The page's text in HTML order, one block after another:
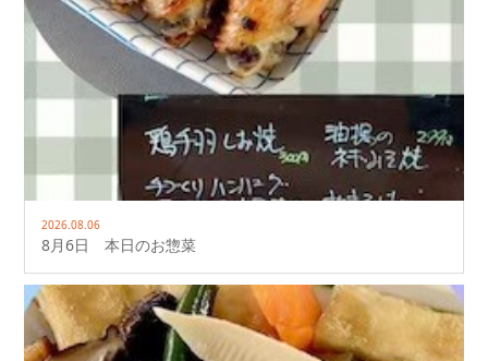
2026.08.06
8月6日 本日のお惣菜